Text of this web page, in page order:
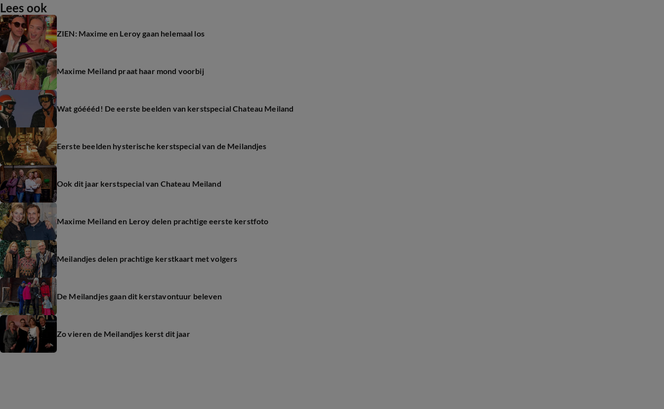
Lees ook
ZIEN: Maxime en Leroy gaan helemaal los
Maxime Meiland praat haar mond voorbij
Wat góéééd! De eerste beelden van kerstspecial Chateau Meiland
Eerste beelden hysterische kerstspecial van de Meilandjes
Ook dit jaar kerstspecial van Chateau Meiland
Maxime Meiland en Leroy delen prachtige eerste kerstfoto
Meilandjes delen prachtige kerstkaart met volgers
De Meilandjes gaan dit kerstavontuur beleven
Zo vieren de Meilandjes kerst dit jaar